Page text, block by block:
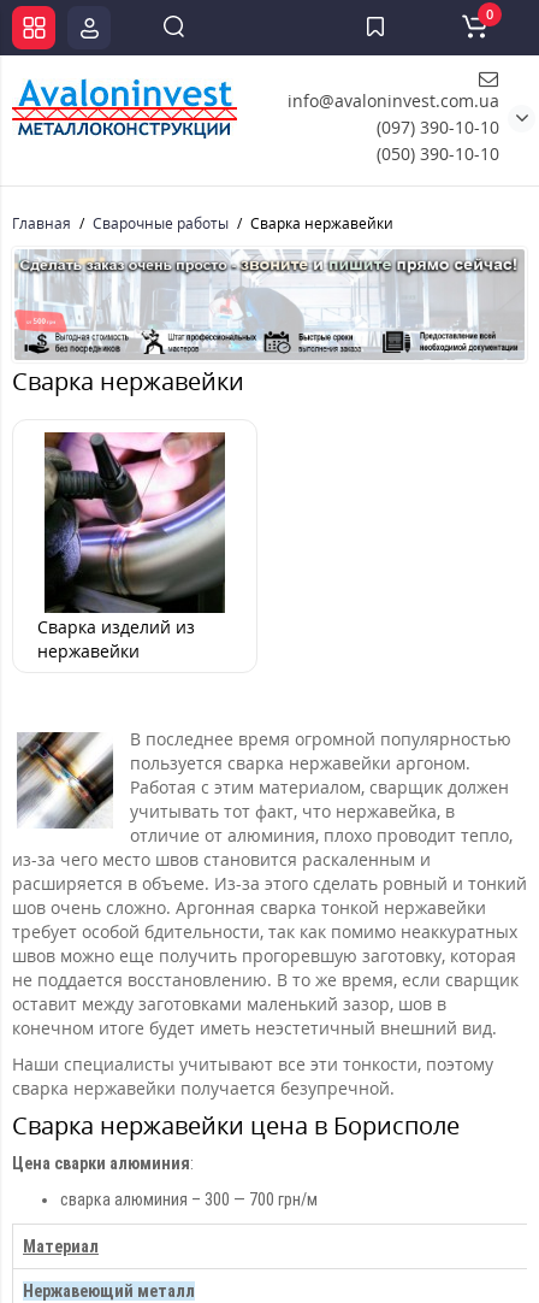
info@avaloninvest.com.ua
(097) 390-10-10
(050) 390-10-10
0
Главная Сварочные работы Сварка нержавейки
Сварка нержавейки
Сварка изделий из
нержавейки
В последнее время огромной популярностью
пользуется сварка нержавейки аргоном.
Работая с этим материалом, сварщик должен
учитывать тот факт, что нержавейка, в
отличие от алюминия, плохо проводит тепло,
из-за чего место швов становится раскаленным и
расширяется в объеме. Из-за этого сделать ровный и тонкий
шов очень сложно. Аргонная сварка тонкой нержавейки
требует особой бдительности, так как помимо неаккуратных
швов можно еще получить прогоревшую заготовку, которая
не поддается восстановлению. В то же время, если сварщик
оставит между заготовками маленький зазор, шов в
конечном итоге будет иметь неэстетичный внешний вид.
Наши специалисты учитывают все эти тонкости, поэтому
сварка нержавейки получается безупречной.
Сварка нержавейки цена в Борисполе
Цена сварки алюминия:
сварка алюминия – 300 — 700 грн/м
Материал
Нержавеющий металл